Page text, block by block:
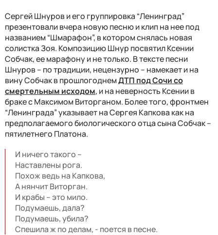
Сергей Шнуров и его группировка “Ленинград”
презентовали вчера новую песню и клип на нее под
названием “Шмарафон”, в котором снялась новая
солистка Зоя. Композицию Шнур посвятил Ксении
Собчак, ее марафону и не только. В тексте песни
Шнуров – по традиции, нецензурно – намекает и на
вину Собчак в прошлогоднемДТП под Сочи со
смертельным исходом, и на неверность Ксении в
браке с Максимом Виторганом. Более того, фронтмен
“Ленинграда” указывает на Сергея Капкова как на
предполагаемого биологического отца сына Собчак –
пятилетнего Платона.
И ничего такого –
Наставлены рога.
Похож ведь на Капкова,
А нянчит Виторган.
И крабы – это мило.
Подумаешь, дала?
Подумаешь, убила?
Спешила ж по делам, - поется в песне.